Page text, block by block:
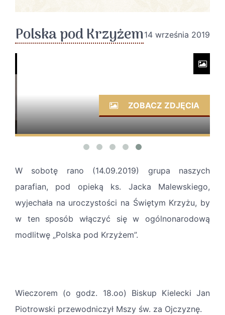
Polska pod Krzyżem14 września 2019
ZOBACZ ZDJĘCIA
W sobotę rano (14.09.2019) grupa naszych
parafian, pod opieką ks. Jacka Malewskiego,
wyjechała na uroczystości na Świętym Krzyżu, by
w ten sposób włączyć się w ogólnonarodową
modlitwę „Polska pod Krzyżem”.
Wieczorem (o godz. 18.oo) Biskup Kielecki Jan
Piotrowski przewodniczył Mszy św. za Ojczyznę.